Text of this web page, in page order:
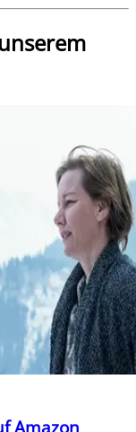
Amazon